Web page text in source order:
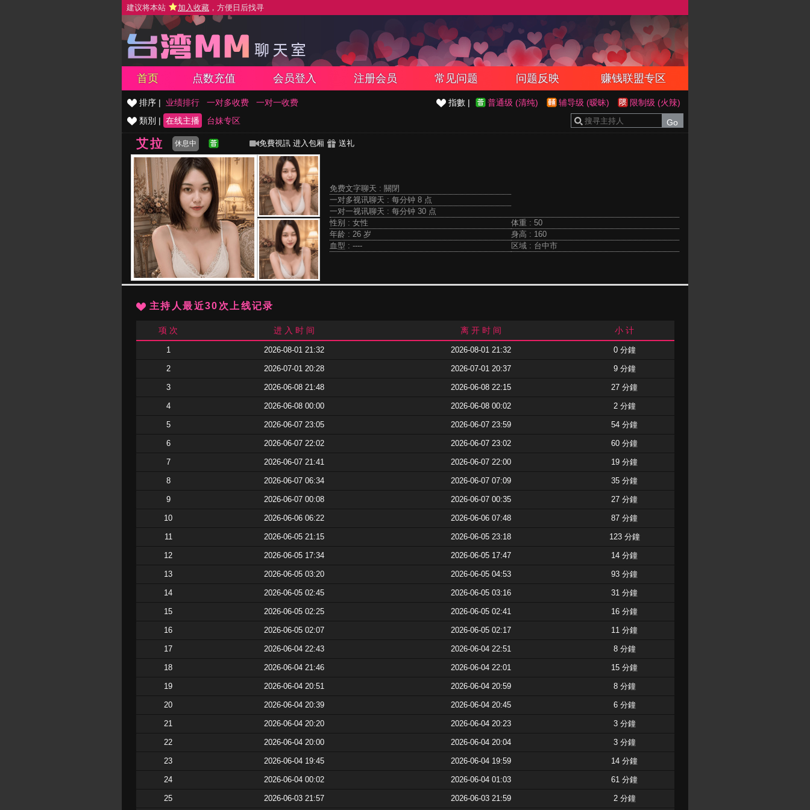
建议将本站 加入收藏 ，方便日后找寻
首页 点数充值 会员登入 注册会员 常见问题 问题反映 赚钱联盟专区
排序 | 业绩排行 一对多收费 一对一收费 指數 | 普通级 (清纯) 辅导级 (暧昧)
限制级 (火辣)
類別 | 在线主播 台妹专区
艾拉 休息中 免費視訊 进入包厢 送礼
免费文字聊天 : 關閉
一对多视讯聊天 : 每分钟 8 点
一对一视讯聊天 : 每分钟 30 点
性别 : 女性
体重 : 50
年龄 : 26 岁
身高 : 160
血型 : ----
区域 : 台中市
主持人最近30次上线记录
项 次 进 入 时 间 离 开 时 间 小 计
1 2026-08-01 21:32 2026-08-01 21:32 0 分鐘
2 2026-07-01 20:28 2026-07-01 20:37 9 分鐘
3 2026-06-08 21:48 2026-06-08 22:15 27 分鐘
4 2026-06-08 00:00 2026-06-08 00:02 2 分鐘
5 2026-06-07 23:05 2026-06-07 23:59 54 分鐘
6 2026-06-07 22:02 2026-06-07 23:02 60 分鐘
7 2026-06-07 21:41 2026-06-07 22:00 19 分鐘
8 2026-06-07 06:34 2026-06-07 07:09 35 分鐘
9 2026-06-07 00:08 2026-06-07 00:35 27 分鐘
10 2026-06-06 06:22 2026-06-06 07:48 87 分鐘
11 2026-06-05 21:15 2026-06-05 23:18 123 分鐘
12 2026-06-05 17:34 2026-06-05 17:47 14 分鐘
13 2026-06-05 03:20 2026-06-05 04:53 93 分鐘
14 2026-06-05 02:45 2026-06-05 03:16 31 分鐘
15 2026-06-05 02:25 2026-06-05 02:41 16 分鐘
16 2026-06-05 02:07 2026-06-05 02:17 11 分鐘
17 2026-06-04 22:43 2026-06-04 22:51 8 分鐘
18 2026-06-04 21:46 2026-06-04 22:01 15 分鐘
19 2026-06-04 20:51 2026-06-04 20:59 8 分鐘
20 2026-06-04 20:39 2026-06-04 20:45 6 分鐘
21 2026-06-04 20:20 2026-06-04 20:23 3 分鐘
22 2026-06-04 20:00 2026-06-04 20:04 3 分鐘
23 2026-06-04 19:45 2026-06-04 19:59 14 分鐘
24 2026-06-04 00:02 2026-06-04 01:03 61 分鐘
25 2026-06-03 21:57 2026-06-03 21:59 2 分鐘